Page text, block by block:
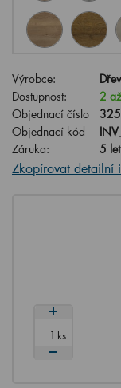
Výrobce:
Dostupnost:
2
Objednací číslo
Objednací kód
Záruka:
5 let
Zkopírovat detailní
ks